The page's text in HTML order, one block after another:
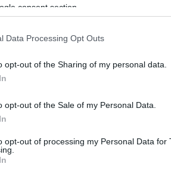
consent section.
Data Processing Opt Outs
opt-out of the Sharing of my personal data.
opt-out of the Sale of my Personal Data.
opt-out of processing my Personal Data for
a maguk előadásait a
a mackójával vagy a
Nem beszélve a
– teljesen heterogén
van-e az is, hogy tudja,